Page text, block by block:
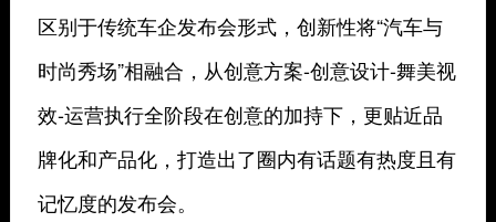
区别于传统车企发布会形式，创新性将“汽车与
时尚秀场”相融合 ，从创意方案-创意设计-舞美视
效-运营执行全阶段在创意的加持下，更贴近品
牌化和产品化，打造出了圈内有话题有热度且有
记忆度的发布会。